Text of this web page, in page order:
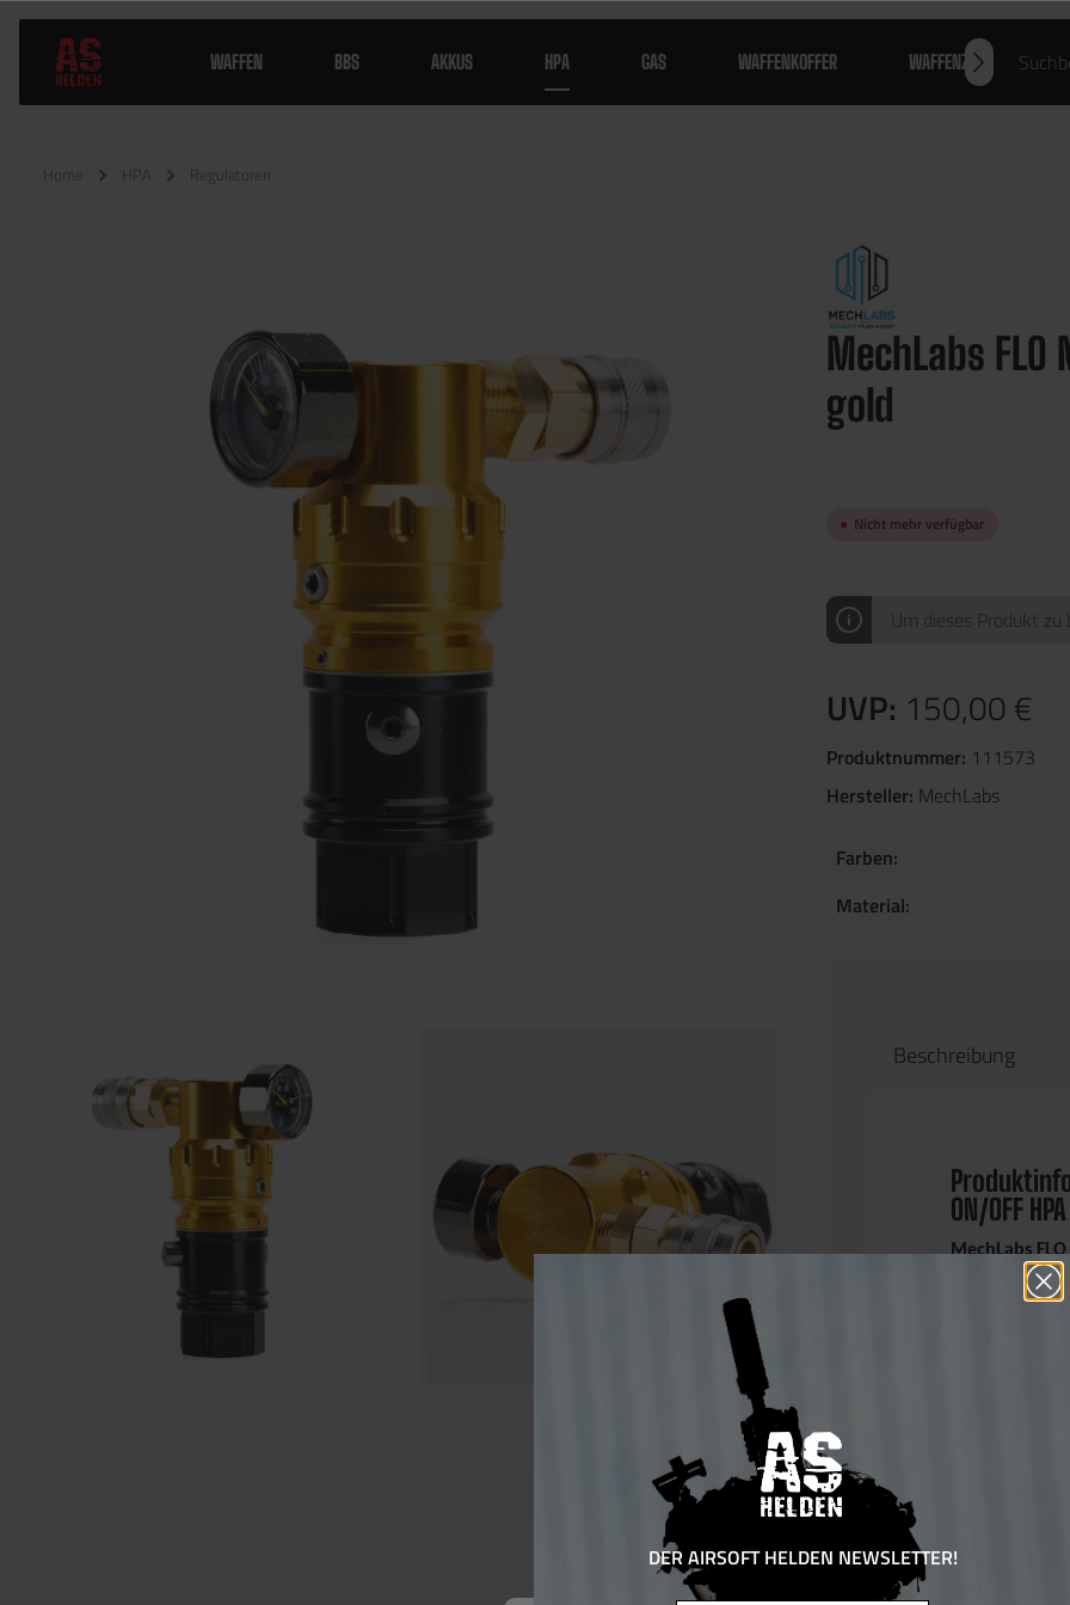
WAFFEN BBS AKKUS HPA GAS WAFFENKOFFER WAFFENZUBEHÖR
Home HPA Regulatoren
MechLabs FLO
gold
Nicht mehr verfügbar
Um dieses Produkt
UVP: 150,00 €
Produktnummer: 111573
Hersteller: MechLabs
Farben:
Material:
Beschreibung
ON/OFF
MechLabs
Der MechLabs
CNC-
maximale
Bauteil vereint.
liefert eine
Schussleistung
Die integrierte
am Regler
Flasche vom
DER AIRSOFT HELDEN NEWSLETTER!